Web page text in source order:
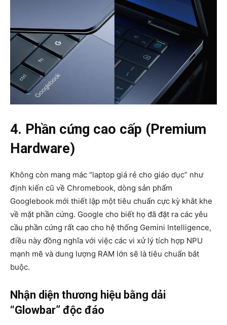
4. Phần cứng cao cấp (Premium
Hardware)
Không còn mang mác “laptop giá rẻ cho giáo dục” như
định kiến cũ về Chromebook, dòng sản phẩm
Googlebook mới thiết lập một tiêu chuẩn cực kỳ khắt khe
về mặt phần cứng. Google cho biết họ đã đặt ra các yêu
cầu phần cứng rất cao cho hệ thống Gemini Intelligence,
điều này đồng nghĩa với việc các vi xử lý tích hợp NPU
mạnh mẽ và dung lượng RAM lớn sẽ là tiêu chuẩn bắt
buộc.
Nhận diện thương hiệu bằng dải
“Glowbar” độc đáo